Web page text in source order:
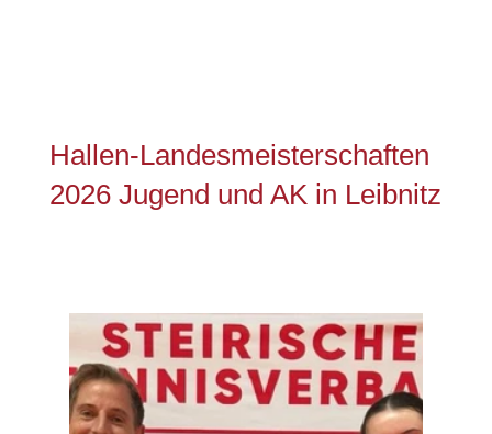
Hallen-Landesmeisterschaften
2026 Jugend und AK in Leibnitz